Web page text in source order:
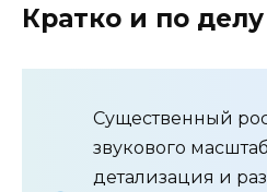
Кратко и по делу
Существенный
звукового
детализация и